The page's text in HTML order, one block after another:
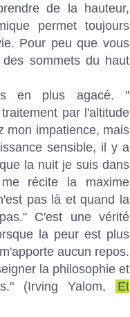
de la hauteur,
permet toujours
Pour peu que vous
sommets du haut
en plus agacé. "
par l'altitude
mon impatience, mais
sensible, il y a
la nuit je suis dans
récite la maxime
pas là et quand la
C'est une vérité
la peur est plus
aucun repos.
la philosophie et
(Irving Yalom,
Et